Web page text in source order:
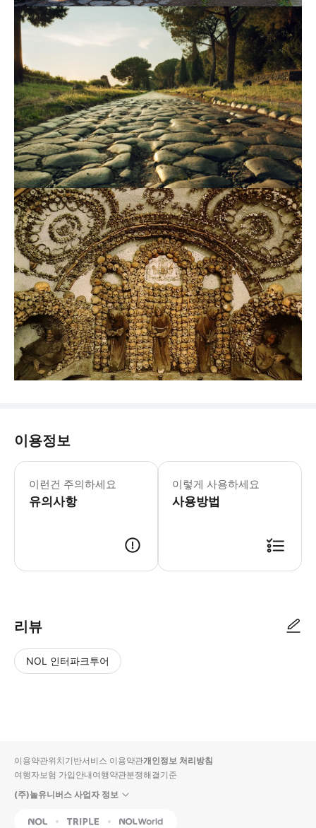
이용정보
이런건 주의하세요
유의사항
이렇게 사용하세요
사용방법
리뷰
NOL 인터파크투어
입니
다.
순
상
이용약관위치기반서비스 이용약관개인정보 처리방침
여행자보험 가입안내여행약관분쟁해결기준
(주)놀유니버스 사업자 정보
NOL Triple Interpark Global